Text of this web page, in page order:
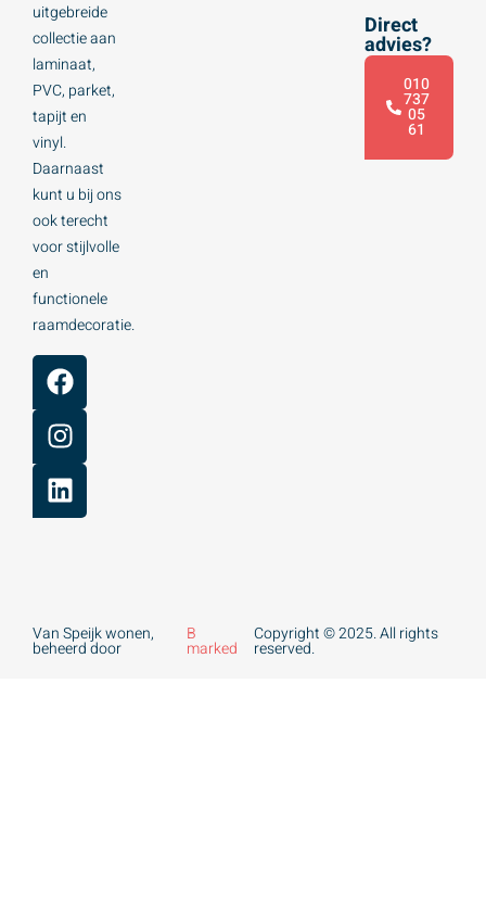
uitgebreide
collectie aan
laminaat,
PVC, parket,
tapijt en
vinyl.
Daarnaast
kunt u bij ons
ook terecht
voor stijlvolle
en
functionele
raamdecoratie.
Direct
advies?
010
737
05
61
Van Speijk wonen,
beheerd door
B
marked
Copyright © 2025. All rights
reserved.